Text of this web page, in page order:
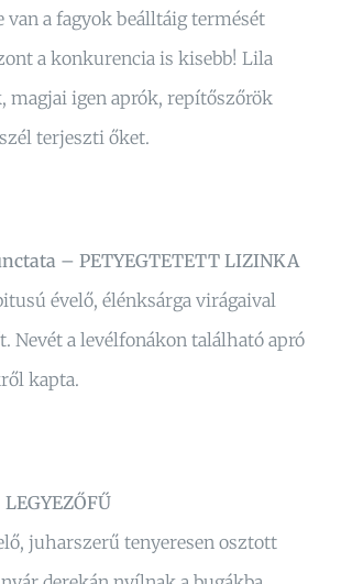
van a fagyok beálltáig termését
a konkurencia is kisebb! Lila
magjai igen aprók, repítőszőrök
terjeszti őket.
– PETYEGTETETT LIZINKA
évelő, élénksárga virágaival
Nevét a levélfonákon található apró
kapta.
juharszerű tenyeresen osztott